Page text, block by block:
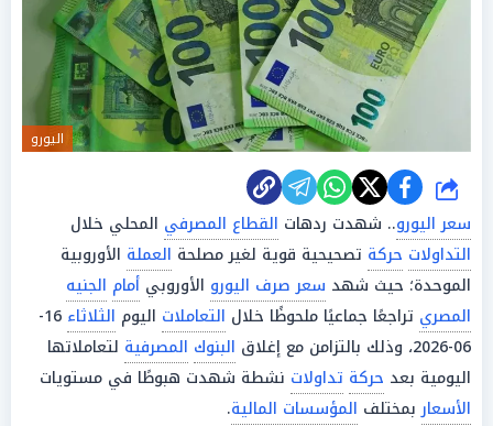
اليورو
شارك
سعر اليورو.. شهدت ردهات القطاع المصرفي المحلي خلال
التداولات حركة تصحيحية قوية لغير مصلحة العملة الأوروبية
الموحدة؛ حيث شهد سعر صرف اليورو الأوروبي أمام الجنيه
المصري تراجعًا جماعيًا ملحوظًا خلال التعاملات اليوم الثلاثاء
16-
06-2026، وذلك بالتزامن مع إغلاق
البنوك المصرفية لتعاملاتها
اليومية بعد حركة تداولات نشطة شهدت هبوطًا في مستويات
الأسعاربمختلف المؤسسات المالية.